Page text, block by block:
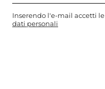
Inserendo l'e-mail accetti le
dati personali